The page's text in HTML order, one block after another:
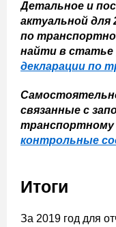
Детальное и
актуальной для
по
найти в статье
декларации по
связанные с
транспортному
контрольные
Итоги
За 2019 год для